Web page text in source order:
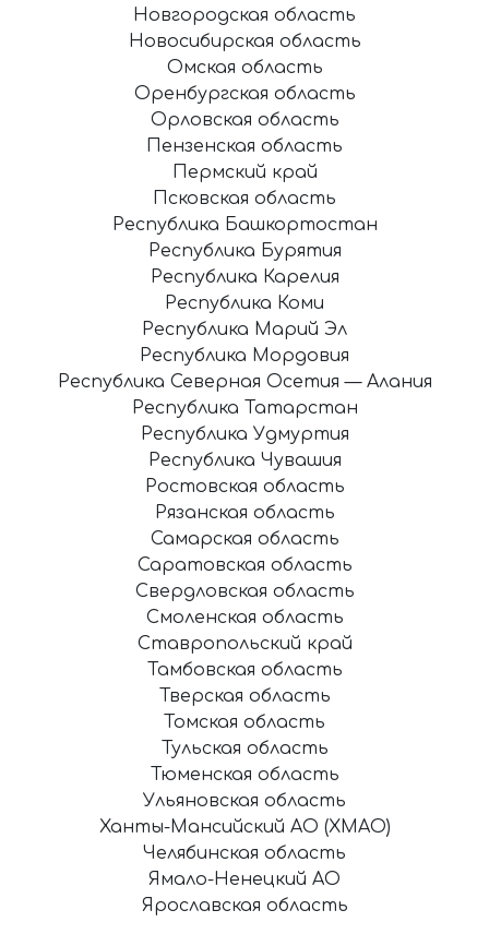
Новгородская область
Новосибирская область
Омская область
Оренбургская область
Орловская область
Пензенская область
Пермский край
Псковская область
Республика Башкортостан
Республика Бурятия
Республика Карелия
Республика Коми
Республика Марий Эл
Республика Мордовия
Республика Северная Осетия — Алания
Республика Татарстан
Республика Удмуртия
Республика Чувашия
Ростовская область
Рязанская область
Самарская область
Саратовская область
Свердловская область
Смоленская область
Ставропольский край
Тамбовская область
Тверская область
Томская область
Тульская область
Тюменская область
Ульяновская область
Ханты-Мансийский АО (ХМАО)
Челябинская область
Ямало-Ненецкий АО
Ярославская область